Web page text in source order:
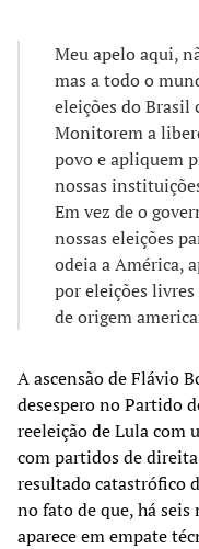
Meu apelo aqui,
mas a todo o
eleições do Brasil
Monitorem a
povo e apliquem
nossas
Em vez de o
nossas eleições
odeia a América,
por eleições livres
de origem
A ascensão de Flávio
desespero no Partido
reeleição de Lula com
com partidos de
resultado catastrófico
no fato de que, há seis
aparece em empate